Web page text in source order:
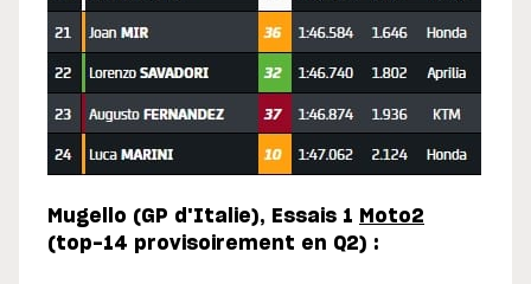
Mugello (GP d'Italie), Essais 1 Moto2
(top-14 provisoirement en Q2) :